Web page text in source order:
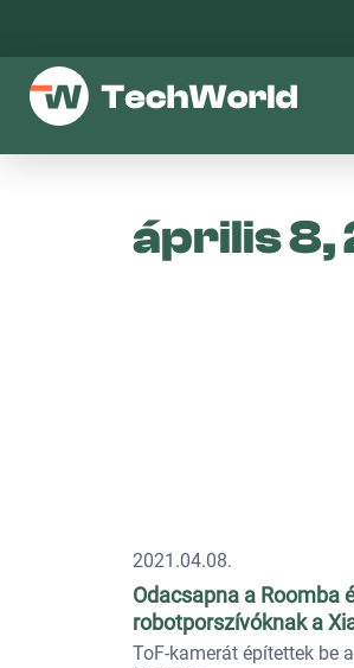
április 8,
2021.04.08.
Odacsapna a Roomba
robotporszívóknak a
ToF-kamerát építettek be